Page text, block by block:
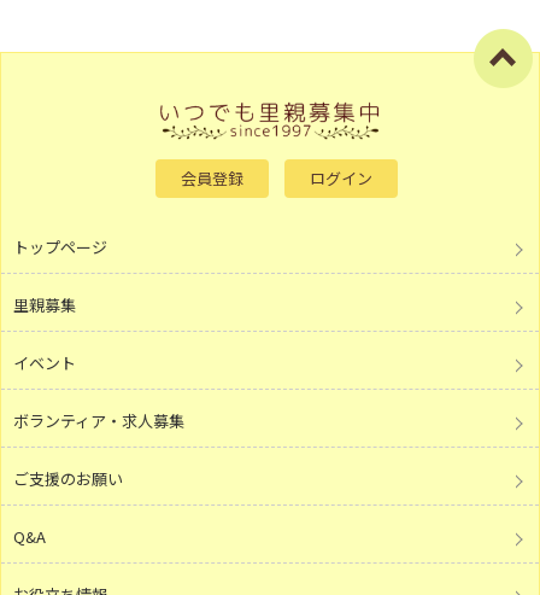
会員登録 ログイン
トップページ
里親募集
イベント
ボランティア・求人募集
ご支援のお願い
Q&A